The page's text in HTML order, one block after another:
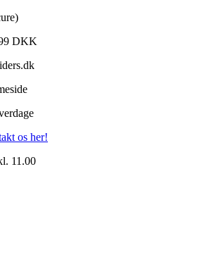
DKK
os her!
11.00